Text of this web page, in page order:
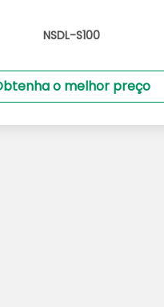
NSDL-S100
o melhor preço